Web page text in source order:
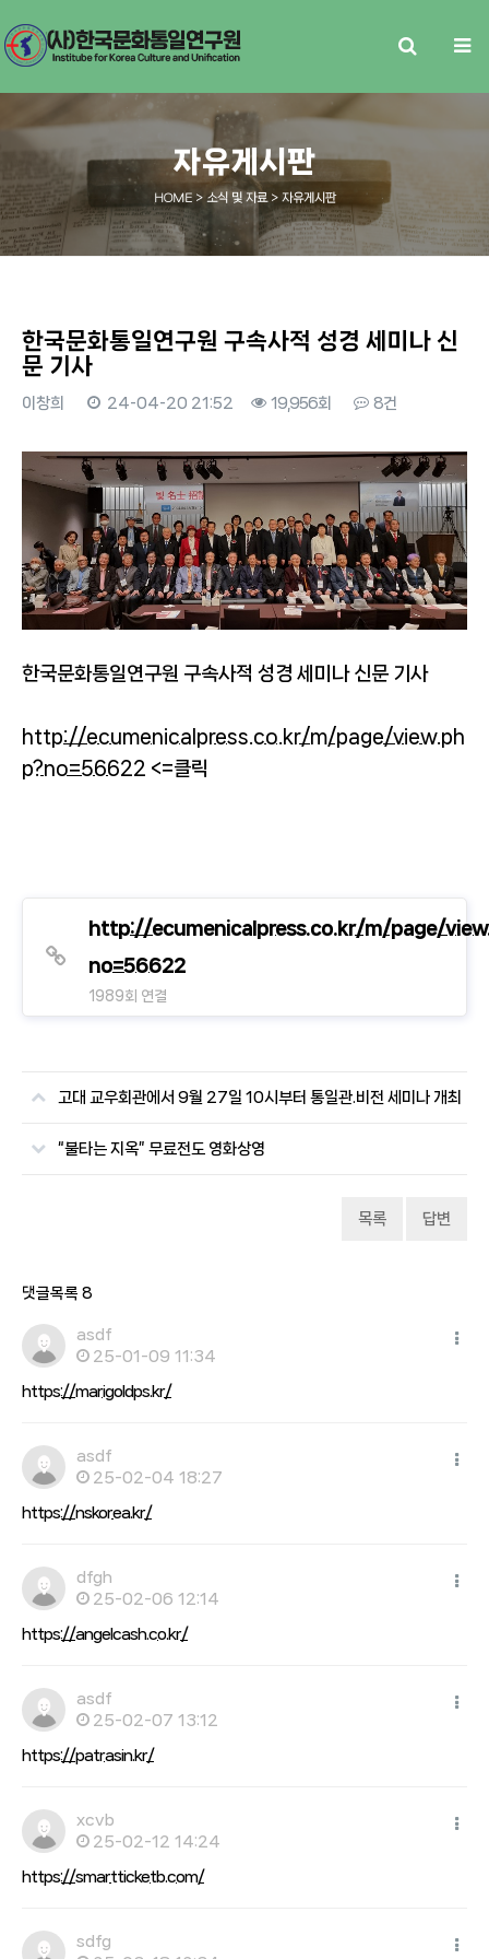
자유게시판
HOME> 소식 및 자료 > 자유게시판
한국문화통일연구원 구속사적 성경 세미나 신
문 기사
이창희 24-04-20 21:52 19,956회 8건
본문
한국문화통일연구원 구속사적 성경 세미나 신문 기사
http://ecumenicalpress.co.kr/m/page/view.ph
p?no=56622 <=클릭
http://ecumenicalpress.co.kr/m/page/
no=56622
1989회 연결
고대 교우회관에서 9월 27일 10시부터 통일관.비전 세미나 개최
“불타는 지옥” 무료전도 영화상영
목록 답변
댓글목록 8
asdf
25-01-09 11:34
https://marigoldps.kr/
asdf
25-02-04 18:27
https://nskorea.kr/
dfgh
25-02-06 12:14
https://angelcash.co.kr/
asdf
25-02-07 13:12
https://patrasin.kr/
xcvb
25-02-12 14:24
https://smartticketb.com/
sdfg